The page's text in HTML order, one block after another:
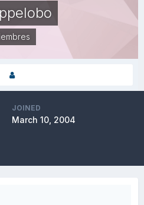
JOINED
March 10, 2004